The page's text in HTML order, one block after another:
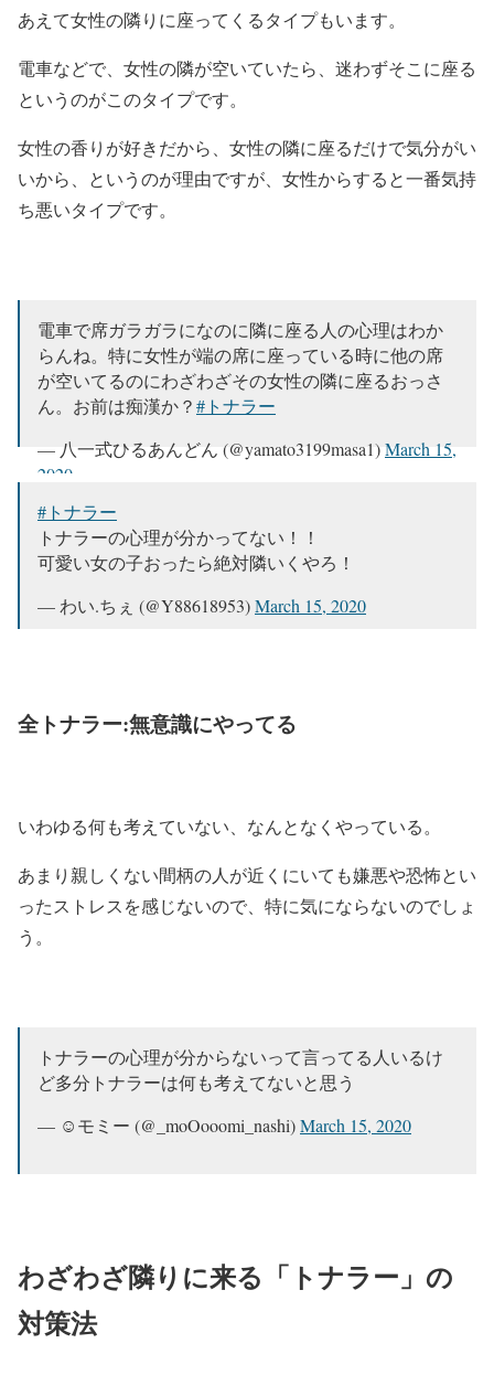
あえて女性の隣りに座ってくるタイプもいます。
電車などで、女性の隣が空いていたら、迷わずそこに座る
というのがこのタイプです。
女性の香りが好きだから、女性の隣に座るだけで気分がい
いから、というのが理由ですが、女性からすると一番気持
ち悪いタイプです。
電車で席ガラガラになのに隣に座る人の心理はわか
らんね。特に女性が端の席に座っている時に他の席
が空いてるのにわざわざその女性の隣に座るおっさ
ん。お前は痴漢か？#トナラー
— 八一式ひるあんどん (@yamato3199masa1)March 15,
2020
#トナラー
トナラーの心理が分かってない！！
可愛い女の子おったら絶対隣いくやろ！
— わい.ちぇ (@Y88618953)March 15, 2020
全トナラー:無意識にやってる
いわゆる何も考えていない、なんとなくやっている。
あまり親しくない間柄の人が近くにいても嫌悪や恐怖とい
ったストレスを感じないので、特に気にならないのでしょ
う。
トナラーの心理が分からないって言ってる人いるけ
ど多分トナラーは何も考えてないと思う
— ☺︎モミー (@_moOooomi_nashi)March 15, 2020
わざわざ隣りに来る「トナラー」の
対策法